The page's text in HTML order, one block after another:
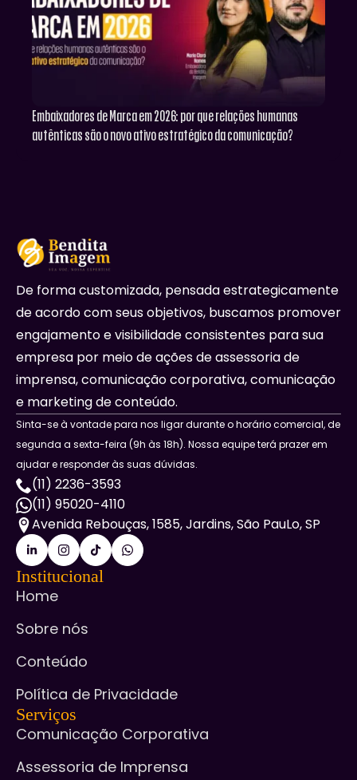
Embaixadores de Marca em 2026: por que relações humanas
autênticas são o novo ativo estratégico da comunicação?
De forma customizada, pensada estrategicamente
de acordo com seus objetivos, buscamos promover
engajamento e visibilidade consistentes para sua
empresa por meio de ações de assessoria de
imprensa, comunicação corporativa, comunicação
e marketing de conteúdo.
Sinta-se à vontade para nos ligar durante o horário comercial, de
segunda a sexta-feira (9h às 18h). Nossa equipe terá prazer em
ajudar e responder às suas dúvidas.
(11) 2236-3593
(11) 95020-4110
Avenida Rebouças, 1585, Jardins, São PauLo, SP
Institucional
Home
Sobre nós
Conteúdo
Política de Privacidade
Serviços
Comunicação Corporativa
Assessoria de Imprensa